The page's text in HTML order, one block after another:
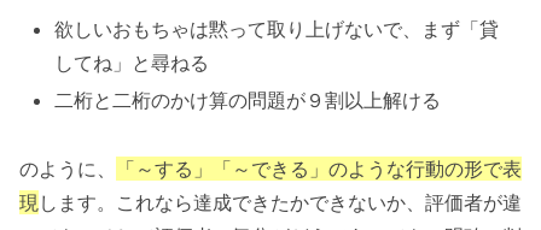
欲しいおもちゃは黙って取り上げないで、まず「貸
してね」と尋ねる
二桁と二桁のかけ算の問題が９割以上解ける
のように、
「～する」「～できる」のような行動の形で表
現 します。これなら達成できたかできないか、評価者が違